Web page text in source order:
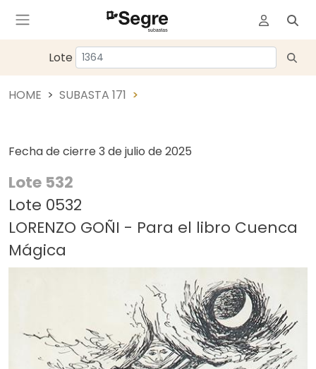
Lote
HOME SUBASTA 171
Fecha de cierre 3 de julio de 2025
Lote 532
Lote 0532
LORENZO GOÑI - Para el libro Cuenca
Mágica